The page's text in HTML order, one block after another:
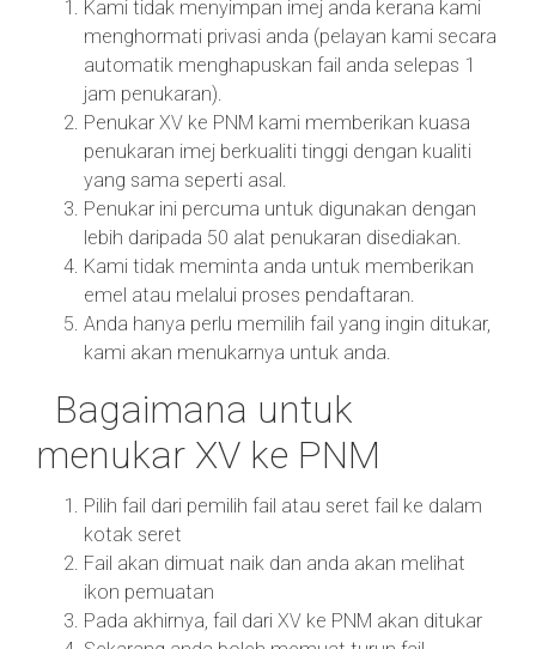
Kami tidak menyimpan imej anda kerana kami
menghormati privasi anda (pelayan kami secara
automatik menghapuskan fail anda selepas 1
jam penukaran).
Penukar XV ke PNM kami memberikan kuasa
penukaran imej berkualiti tinggi dengan kualiti
yang sama seperti asal.
Penukar ini percuma untuk digunakan dengan
lebih daripada 50 alat penukaran disediakan.
Kami tidak meminta anda untuk memberikan
emel atau melalui proses pendaftaran.
Anda hanya perlu memilih fail yang ingin ditukar,
kami akan menukarnya untuk anda.
Bagaimana untuk
menukar XV ke PNM
Pilih fail dari pemilih fail atau seret fail ke dalam
kotak seret
Fail akan dimuat naik dan anda akan melihat
ikon pemuatan
Pada akhirnya, fail dari XV ke PNM akan ditukar